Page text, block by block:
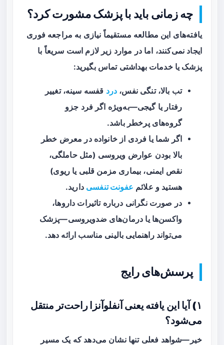
چه زمانی باید با پزشک مشورت کرد؟
یافته‌های این مطالعه مستقیماً نیازی به مراجعه فوری
ایجاد نمی‌کنند، اما در موارد زیر لازم است سریعاً با
پزشک یا خدمات بهداشتی تماس بگیرید:
تب بالا، تنگی نفس، درد قفسه سینه، تغییر
رفتار یا گیجی—به‌ویژه اگر فرد جزو
گروه‌های پرخطر باشد.
اگر شما یا فردی از خانواده در معرض خطر
بالا بودن عوارض ویروسی (مثل حاملگی،
نقص ایمنی، بیماری مزمن قلبی یا ریوی)
هستید و علائم عفونت تنفسی دارید.
در صورت نگرانی درباره تاثیرات داروها،
واکسن‌ها یا درمان‌های ضدویروسی—پزشک
می‌تواند راهنمایی بالینی مناسب ارائه دهد.
پرسش‌های رایج
۱) آیا این یافته یعنی آنفلوآنزا راحت‌تر منتقل
می‌شود؟
خیر—شواهد فعلی تنها نشان می‌دهد که یک مسیر